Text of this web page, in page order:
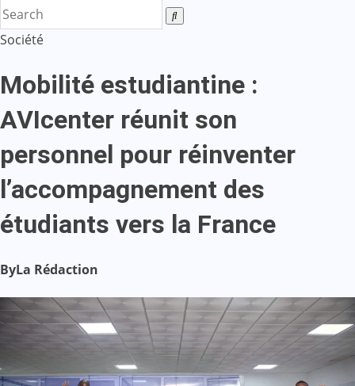
Société
Mobilité estudiantine :
AVIcenter réunit son
personnel pour réinventer
l’accompagnement des
étudiants vers la France
ByLa Rédaction